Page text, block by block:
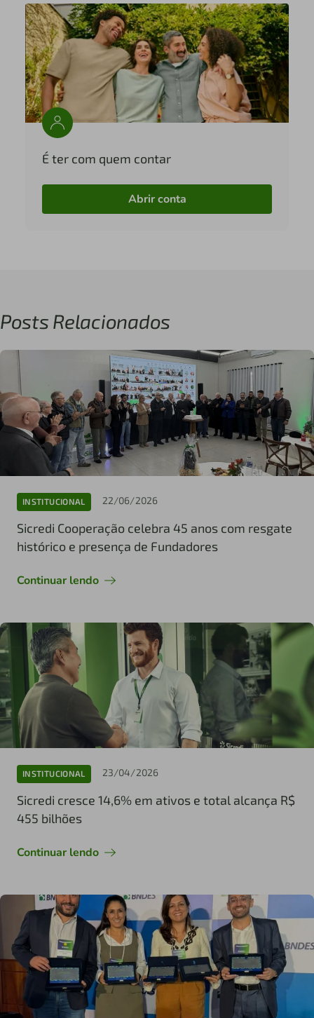
É ter com quem contar
Abrir conta
Posts Relacionados
INSTITUCIONAL 22/06/2026
Sicredi Cooperação celebra 45 anos com resgate
histórico e presença de Fundadores
Continuar lendo
INSTITUCIONAL 23/04/2026
Sicredi cresce 14,6% em ativos e total alcança R$
455 bilhões
Continuar lendo